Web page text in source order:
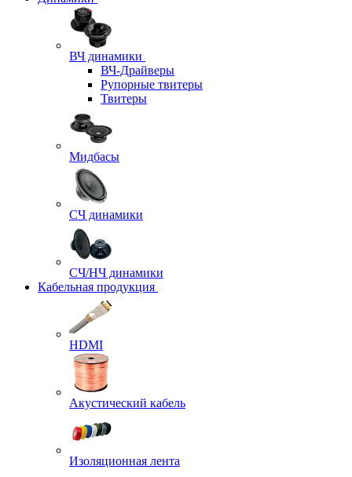
ВЧ динамики
ВЧ-Драйверы
Рупорные твитеры
Твитеры
Мидбасы
СЧ динамики
СЧ/НЧ динамики
Кабельная продукция
HDMI
Акустический кабель
Изоляционная лента